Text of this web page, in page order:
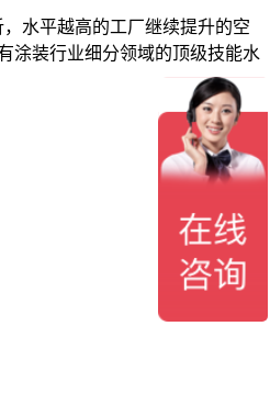
水平越高的工厂继续提升的空
涂装行业细分领域的顶级技能水